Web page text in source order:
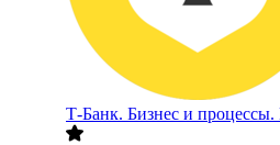
Т-Банк. Бизнес и процессы.